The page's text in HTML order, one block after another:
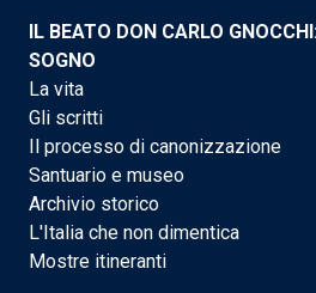
IL BEATO DON CARLO
SOGNO
La vita
Gli scritti
Il processo di canonizzazione
Santuario e museo
Archivio storico
L'Italia che non dimentica
Mostre itineranti